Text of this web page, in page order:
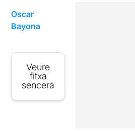
Oscar
Bayona
Veure
fitxa
sencera